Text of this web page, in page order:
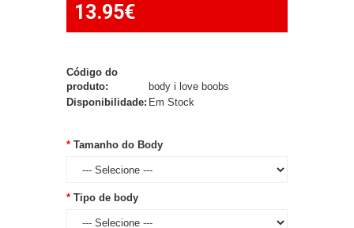
13.95€
Código do
produto:
body i love boobs
Disponibilidade:Em Stock
Tamanho do Body
Tipo de body